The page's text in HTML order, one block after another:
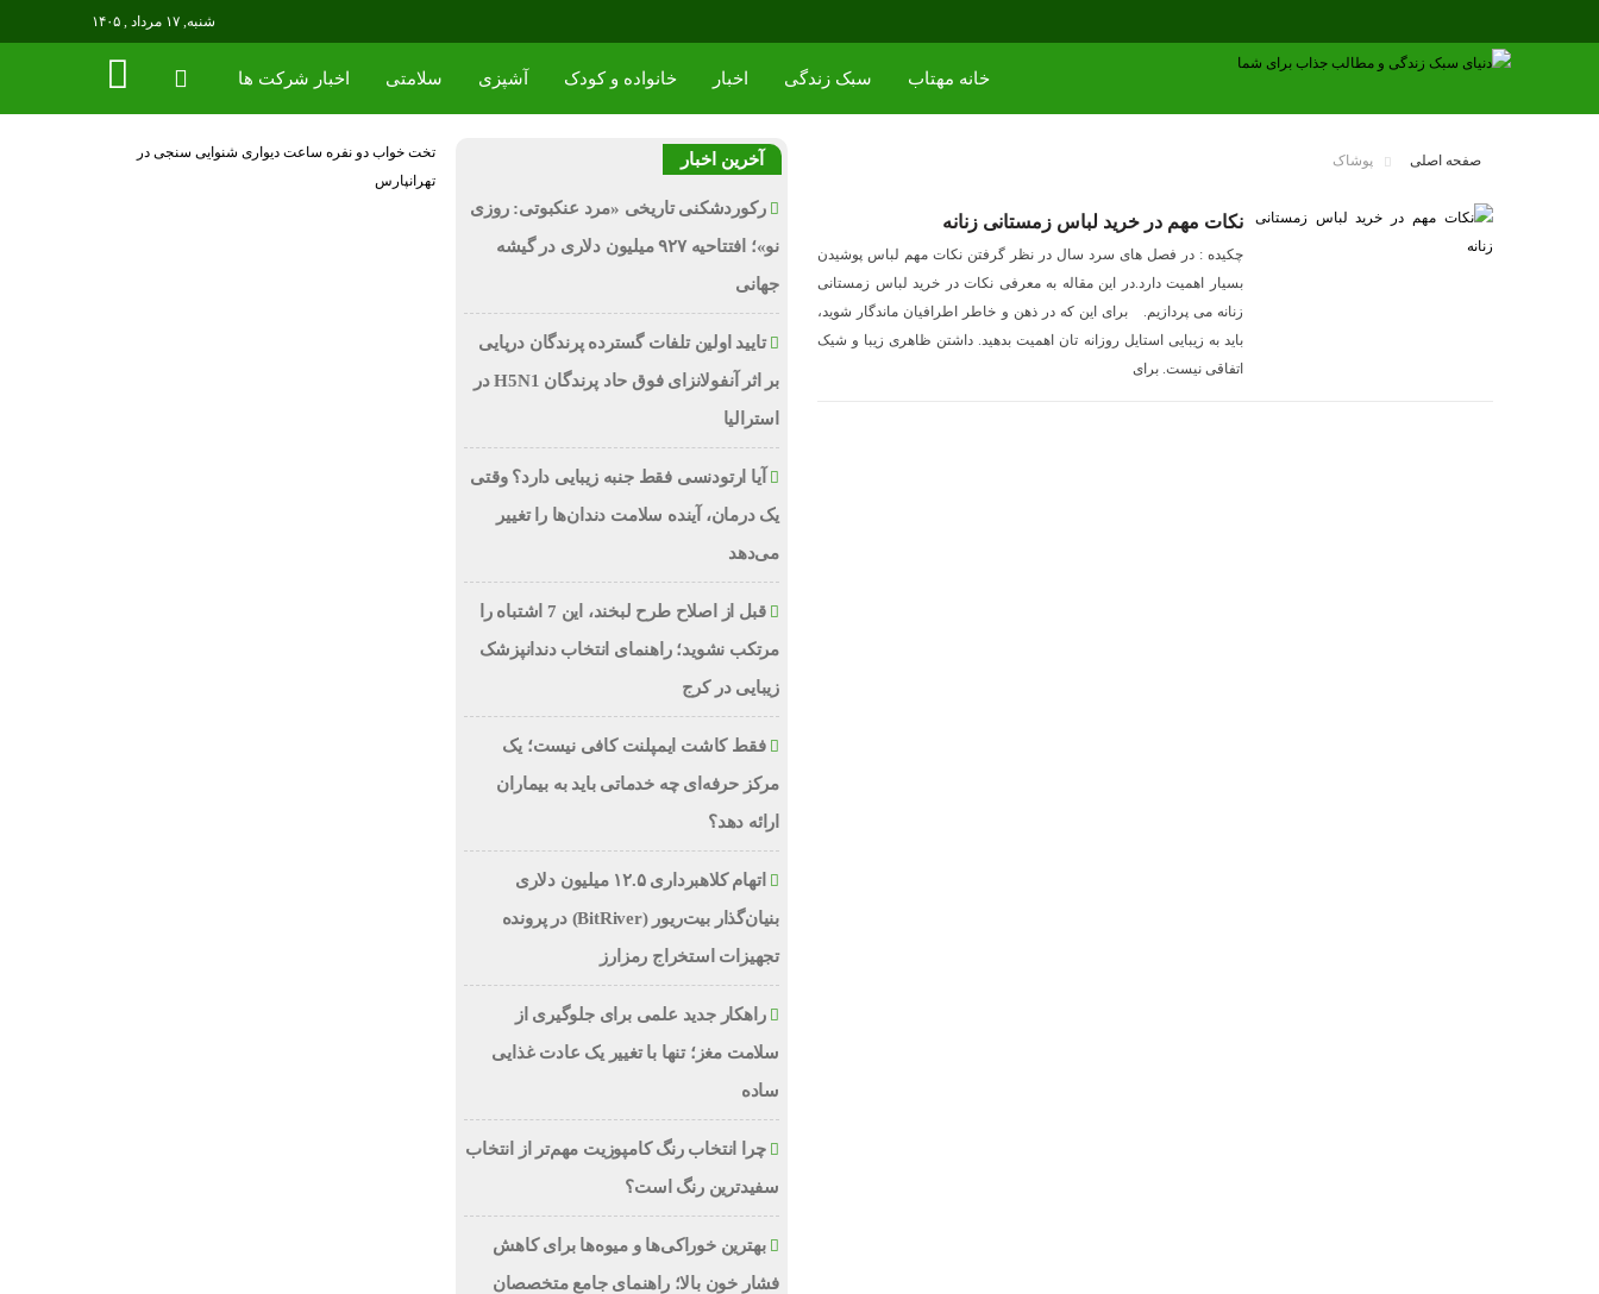
شنبه, ۱۷ مرداد , ۱۴۰۵
خانه مهتاب سبک زندگی اخبار خانواده و کودک آشپزی سلامتی اخبار شرکت ها
صفحه اصلی پوشاک
نکات مهم در خرید لباس زمستانی زنانه
چکیده : در فصل های سرد سال در نظر گرفتن نکات مهم لباس پوشیدن
بسیار اهمیت دارد.در این مقاله به معرفی نکات در خرید لباس زمستانی
زنانه می پردازیم. برای این که در ذهن و خاطر اطرافیان ماندگار شوید،
باید به زیبایی استایل روزانه تان اهمیت بدهید. داشتن ظاهری زیبا و شیک
اتفاقی نیست. برای
آخرین اخبار
رکوردشکنی تاریخی «مرد عنکبوتی: روزی
نو»؛ افتتاحیه ۹۲۷ میلیون دلاری در گیشه
جهانی
تایید اولین تلفات گسترده پرندگان دریایی
بر اثر آنفولانزای فوق حاد پرندگان H5N1 در
استرالیا
آیا ارتودنسی فقط جنبه زیبایی دارد؟ وقتی
یک درمان، آینده سلامت دندان‌ها را تغییر
می‌دهد
قبل از اصلاح طرح لبخند، این 7 اشتباه را
مرتکب نشوید؛ راهنمای انتخاب دندانپزشک
زیبایی در کرج
فقط کاشت ایمپلنت کافی نیست؛ یک
مرکز حرفه‌ای چه خدماتی باید به بیماران
ارائه دهد؟
اتهام کلاهبرداری ۱۲.۵ میلیون دلاری
بنیان‌گذار بیت‌ریور (BitRiver) در پرونده
تجهیزات استخراج رمزارز
راهکار جدید علمی برای جلوگیری از
سلامت مغز؛ تنها با تغییر یک عادت غذایی
ساده
چرا انتخاب رنگ کامپوزیت مهم‌تر از انتخاب
سفیدترین رنگ است؟
بهترین خوراکی‌ها و میوه‌ها برای کاهش
فشار خون بالا؛ راهنمای جامع متخصصان
تخت خواب دو نفرهساعت دیواریشنوایی سنجی در
تهرانپارس